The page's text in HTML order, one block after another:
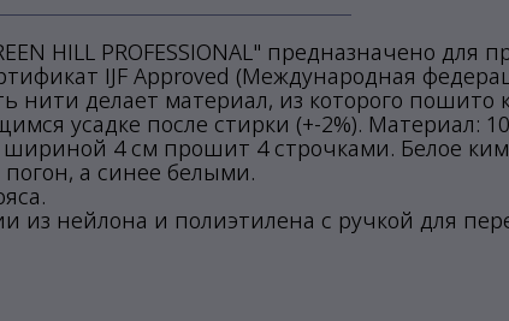
HILL PROFESSIONAL" предназначено для
IJF Approved (Международная
нити делает материал, из которого
усадке после стирки (+-2%). Материал:
шириной 4 см прошит 4 строчками. Белое
а синее белыми.
из нейлона и полиэтилена с ручкой для